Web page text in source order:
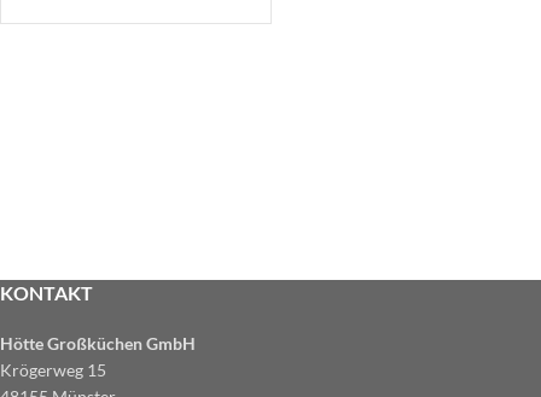
KONTAKT
Hötte Großküchen GmbH
Krögerweg 15